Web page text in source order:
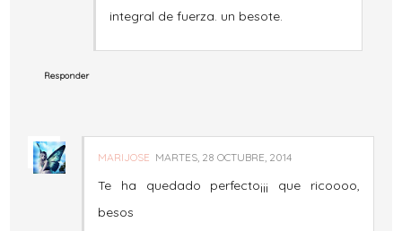
integral de fuerza. un besote.
Responder
MARIJOSE MARTES, 28 OCTUBRE, 2014
Te ha quedado perfecto¡¡¡ que ricoooo,
besos